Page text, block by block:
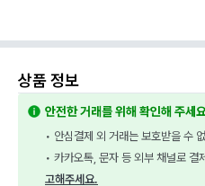
상품 정보
안전한 거래를 위해 확인해 주세
• 안심결제 외 거래는 보호받을 수
• 카카오톡, 문자 등 외부 채널로 결
고해주세요.